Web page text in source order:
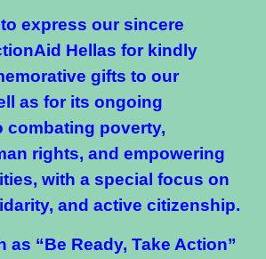
express our sincere
Hellas for kindly
gifts to our
as for its ongoing
combating poverty,
rights, and empowering
with a special focus on
and active citizenship.
as “Be Ready, Take Action”